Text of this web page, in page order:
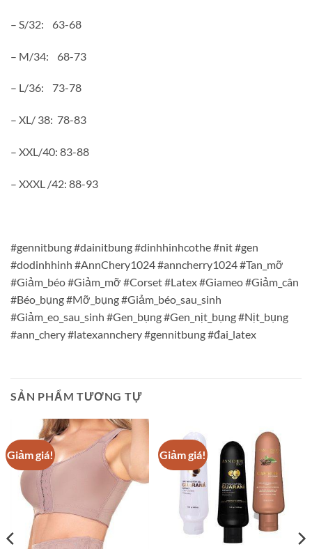
– S/32: 63-68
– M/34: 68-73
– L/36: 73-78
– XL/ 38: 78-83
– XXL/40: 83-88
– XXXL /42: 88-93
#gennitbung #dainitbung #dinhhinhcothe #nit #gen
#dodinhhinh #AnnChery1024 #anncherry1024 #Tan_mỡ
#Giảm_béo #Giảm_mỡ #Corset #Latex #Giameo #Giảm_cân
#Béo_bụng #Mỡ_bụng #Giảm_béo_sau_sinh
#Giảm_eo_sau_sinh #Gen_bụng #Gen_nịt_bụng #Nịt_bụng
#ann_chery #latexannchery #gennitbung #đai_latex
SẢN PHẨM TƯƠNG TỰ
Giảm giá! Giảm giá!